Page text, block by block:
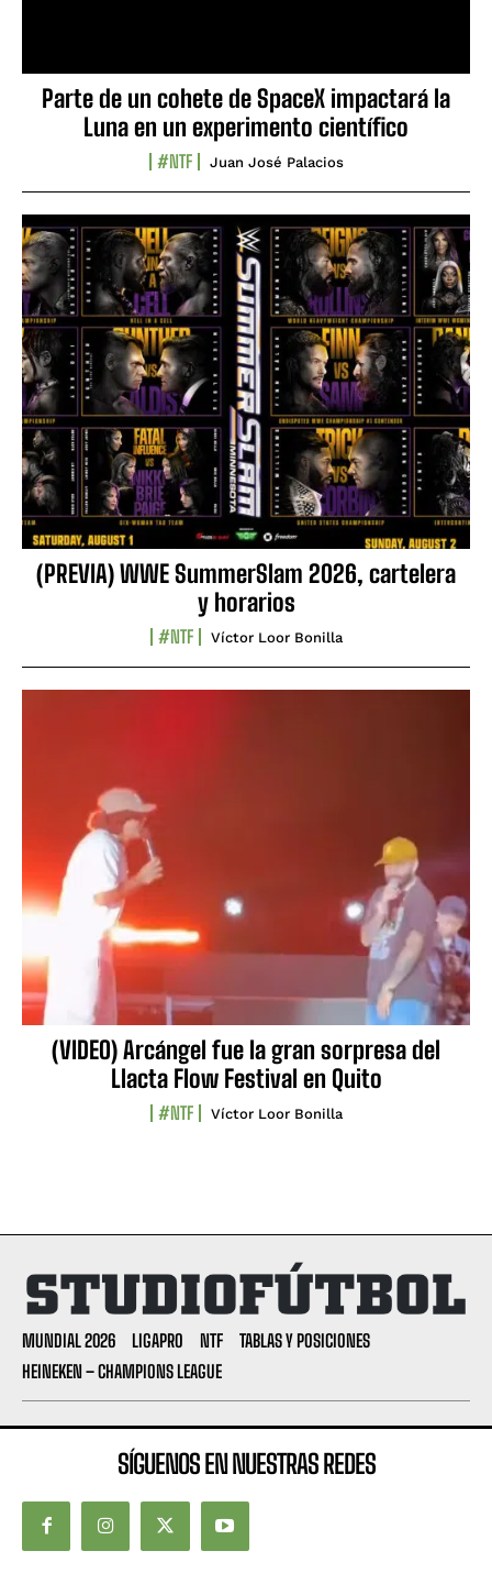
Parte de un cohete de SpaceX impactará la
Luna en un experimento científico
#NTF Juan José Palacios
(PREVIA) WWE SummerSlam 2026, cartelera
y horarios
#NTF Víctor Loor Bonilla
(VIDEO) Arcángel fue la gran sorpresa del
Llacta Flow Festival en Quito
#NTF Víctor Loor Bonilla
MUNDIAL 2026 LIGAPRO NTF
TABLAS Y POSICIONES
HEINEKEN – CHAMPIONS LEAGUE
SÍGUENOS EN NUESTRAS REDES